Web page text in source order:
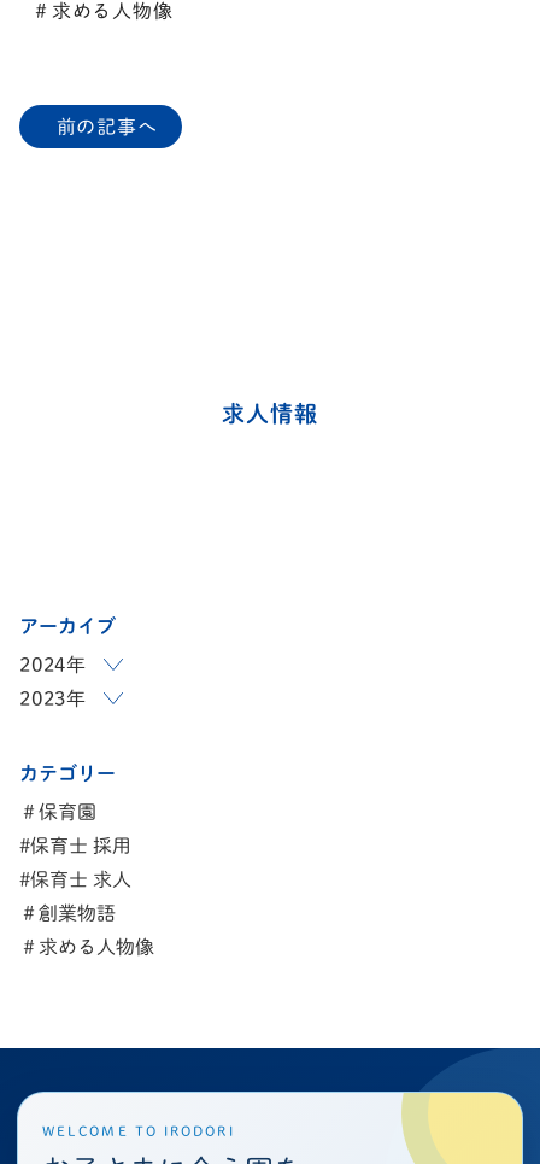
＃求める人物像
前の記事へ
求人情報
アーカイブ
2024年
2023年
カテゴリー
＃保育園
#保育士 採用
#保育士 求人
＃創業物語
＃求める人物像
WELCOME TO IRODORI